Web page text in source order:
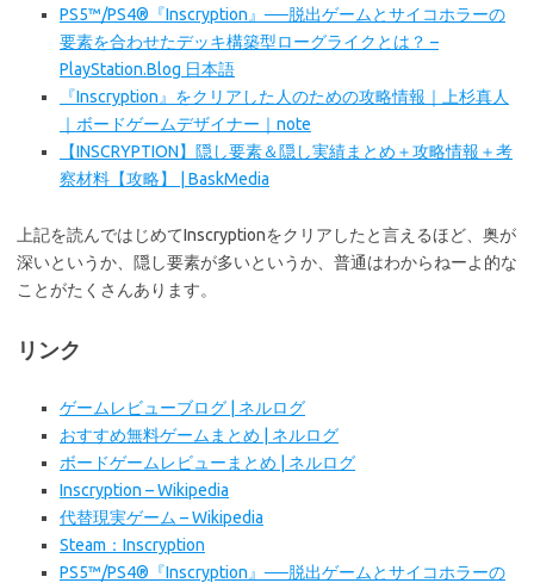
PS5™/PS4®『Inscryption』──脱出ゲームとサイコホラーの
要素を合わせたデッキ構築型ローグライクとは？ –
PlayStation.Blog 日本語
『Inscryption』をクリアした人のための攻略情報｜上杉真人
｜ボードゲームデザイナー｜note
【INSCRYPTION】隠し要素＆隠し実績まとめ＋攻略情報＋考
察材料【攻略】 | BaskMedia
上記を読んではじめてInscryptionをクリアしたと言えるほど、奥が
深いというか、隠し要素が多いというか、普通はわからねーよ的な
ことがたくさんあります。
リンク
ゲームレビューブログ | ネルログ
おすすめ無料ゲームまとめ | ネルログ
ボードゲームレビューまとめ | ネルログ
Inscryption – Wikipedia
代替現実ゲーム – Wikipedia
Steam：Inscryption
PS5™/PS4®『Inscryption』──脱出ゲームとサイコホラーの